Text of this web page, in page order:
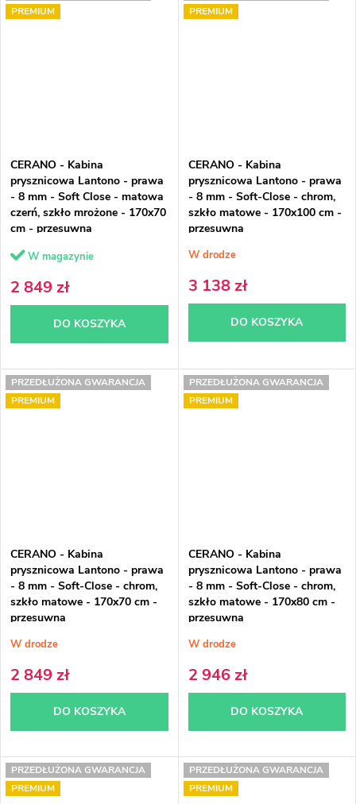
PREMIUM
CERANO - Kabina
prysznicowa Lantono - prawa
- 8 mm - Soft Close - matowa
czerń, szkło mrożone - 170x70
cm - przesuwna
W magazynie
2 849 zł
DO KOSZYKA
PREMIUM
CERANO - Kabina
prysznicowa Lantono - prawa
- 8 mm - Soft-Close - chrom,
szkło matowe - 170x100 cm -
przesuwna
W drodze
3 138 zł
DO KOSZYKA
PRZEDŁUŻONA GWARANCJA
PREMIUM
CERANO - Kabina
prysznicowa Lantono - prawa
- 8 mm - Soft-Close - chrom,
szkło matowe - 170x70 cm -
przesuwna
W drodze
2 849 zł
DO KOSZYKA
PRZEDŁUŻONA GWARANCJA
PREMIUM
CERANO - Kabina
prysznicowa Lantono - prawa
- 8 mm - Soft-Close - chrom,
szkło matowe - 170x80 cm -
przesuwna
W drodze
2 946 zł
DO KOSZYKA
PRZEDŁUŻONA GWARANCJA
PREMIUM
PRZEDŁUŻONA GWARANCJA
PREMIUM